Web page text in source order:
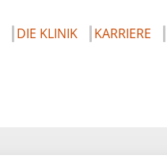
DIE KLINIK KARRIERE